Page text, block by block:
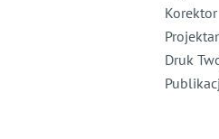
Korektor
Druk